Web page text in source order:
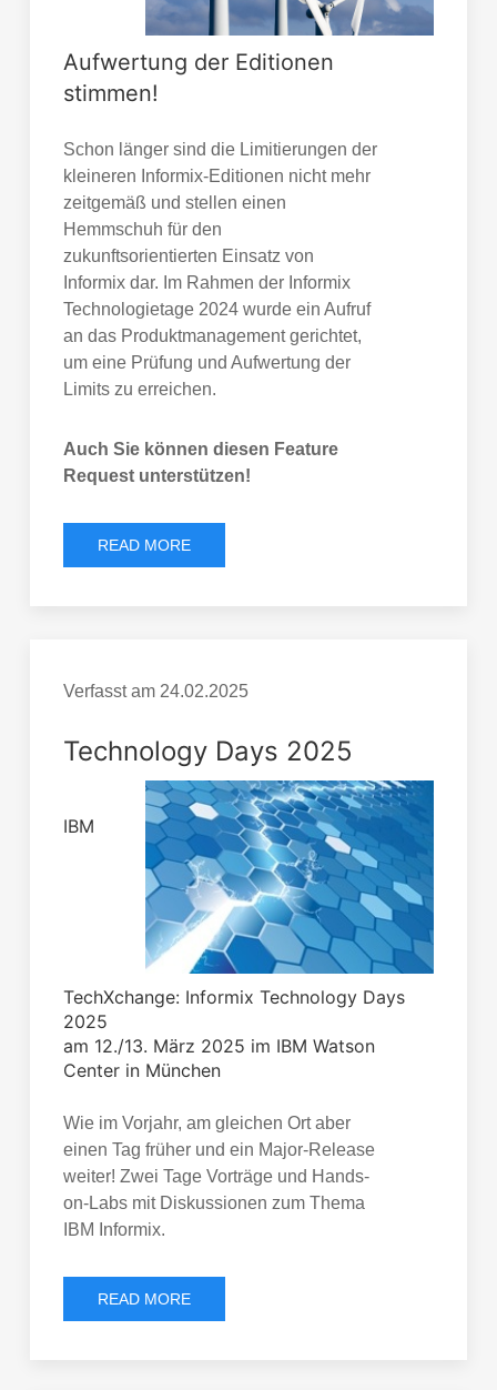
Aufwertung der Editionen
stimmen!
Schon länger sind die Limitierungen der
kleineren Informix-Editionen nicht mehr
zeitgemäß und stellen einen
Hemmschuh für den
zukunftsorientierten Einsatz von
Informix dar. Im Rahmen der Informix
Technologietage 2024 wurde ein Aufruf
an das Produktmanagement gerichtet,
um eine Prüfung und Aufwertung der
Limits zu erreichen.
Auch Sie können diesen Feature
Request unterstützen!
READ MORE
Verfasst am 24.02.2025
Technology Days 2025
IBM
TechXchange: Informix Technology Days
2025
am 12./13. März 2025 im IBM Watson
Center in München
Wie im Vorjahr, am gleichen Ort aber
einen Tag früher und ein Major-Release
weiter! Zwei Tage Vorträge und Hands-
on-Labs mit Diskussionen zum Thema
IBM Informix.
READ MORE